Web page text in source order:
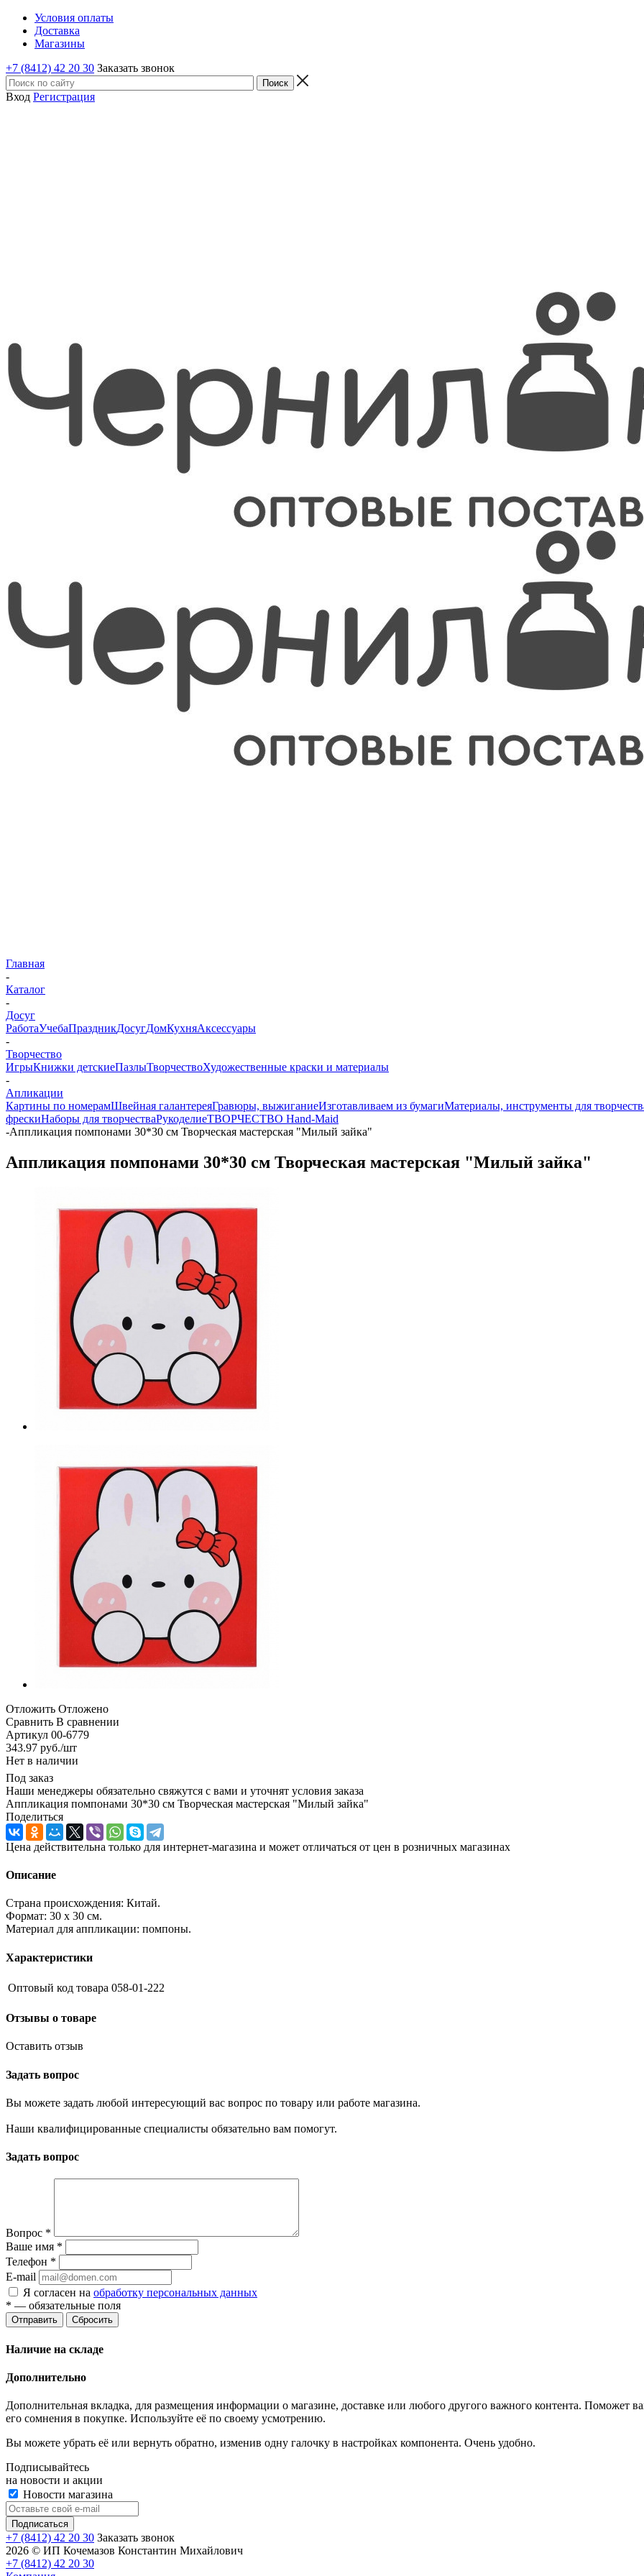
Условия оплаты
Доставка
Магазины
+7 (8412) 42 20 30 Заказать звонок
Вход Регистрация
Главная
-
Каталог
-
Досуг
РаботаУчебаПраздникДосугДомКухняАксессуары
-
Творчество
ИгрыКнижки детскиеПазлыТворчествоХудожественные краски и материалы
-
Апликации
Картины по номерамШвейная галантереяГравюры, выжиганиеИзготавливаем из бумагиМатериалы, инструменты для
фрескиНаборы для творчестваРукоделиеТВОРЧЕСТВО Hand-Maid
-Аппликация помпонами 30*30 см Творческая мастерская "Милый зайка"
Аппликация помпонами 30*30 см Творческая мастерская "Милый зайка"
Отложить Отложено
Сравнить В сравнении
Артикул 00-6779
343.97 руб./шт
Нет в наличии
Под заказ
Наши менеджеры обязательно свяжутся с вами и уточнят условия заказа
Аппликация помпонами 30*30 см Творческая мастерская "Милый зайка"
Поделиться
Цена действительна только для интернет-магазина и может отличаться от цен в розничных магазинах
Описание
Страна происхождения: Китай.
Формат: 30 х 30 см.
Материал для аппликации: помпоны.
Характеристики
Оптовый код товара 058-01-222
Отзывы о товаре
Оставить отзыв
Задать вопрос
Вы можете задать любой интересующий вас вопрос по товару или работе магазина.
Наши квалифицированные специалисты обязательно вам помогут.
Задать вопрос
Вопрос *
Ваше имя *
Телефон *
E-mail
Я согласен на обработку персональных данных
* — обязательные поля
Отправить Сбросить
Наличие на складе
Дополнительно
Дополнительная вкладка, для размещения информации о магазине, доставке или любого другого важного контента. Поможет
его сомнения в покупке. Используйте её по своему усмотрению.
Вы можете убрать её или вернуть обратно, изменив одну галочку в настройках компонента. Очень удобно.
Подписывайтесь
на новости и акции
Новости магазина
+7 (8412) 42 20 30 Заказать звонок
2026 © ИП Кочемазов Константин Михайлович
+7 (8412) 42 20 30